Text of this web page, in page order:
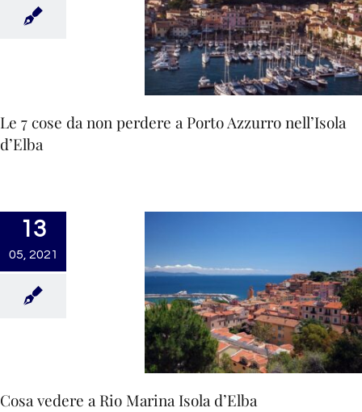
Le 7 cose da non perdere a Porto Azzurro nell’Isola
d’Elba
13
05, 2021
Cosa vedere a Rio Marina Isola d’Elba